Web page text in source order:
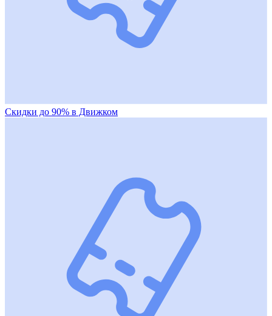
Скидки до 90% в Движком